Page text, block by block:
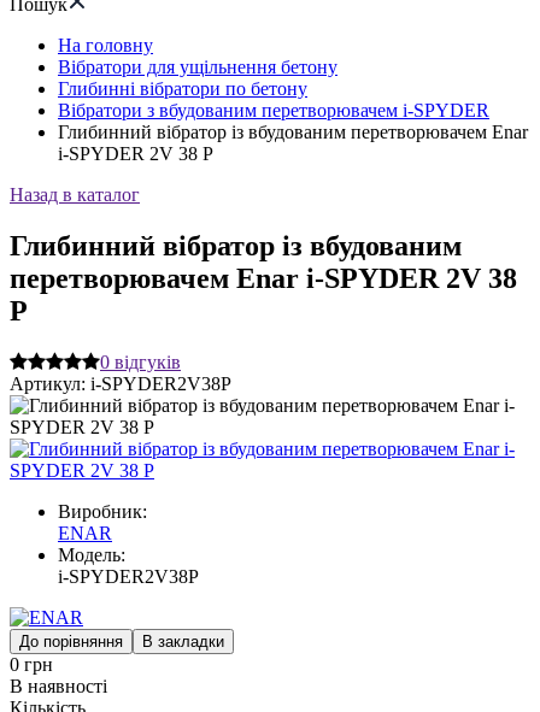
Пошук
На головну
Вібратори для ущільнення бетону
Глибинні вібратори по бетону
Вібратори з вбудованим перетворювачем i-SPYDER
Глибинний вібратор із вбудованим перетворювачем Enar
i-SPYDER 2V 38 P
Назад в каталог
Глибинний вібратор із вбудованим
перетворювачем Enar i-SPYDER 2V 38
P
0 відгуків
Артикул: i-SPYDER2V38P
Виробник:
ENAR
Модель:
i-SPYDER2V38P
До порівняння В закладки
0 грн
В наявності
Кількість